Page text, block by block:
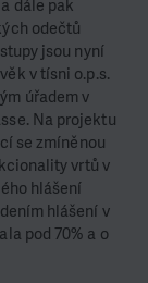
dále pak
odečtů
jsou nyní
v tísni o.p.s.
úřadem v
Na projektu
se zmíněnou
vrtů v
hlášení
hlášení v
pod 70% a o